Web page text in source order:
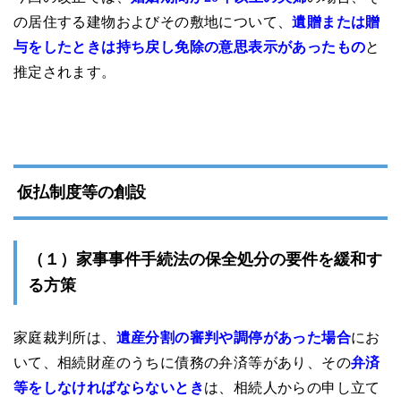
の居住する建物およびその敷地について、遺贈または贈
与をしたときは持ち戻し免除の意思表示があったものと
推定されます。
仮払制度等の創設
（１）家事事件手続法の保全処分の要件を緩和す
る方策
家庭裁判所は、 遺産分割の審判や調停があった場合にお
いて、相続財産のうちに債務の弁済等があり、その弁済
等をしなければならないときは、相続人からの申し立て